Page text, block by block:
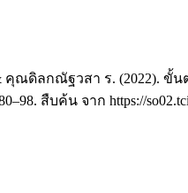
ณดิลกณัฐวสา ร. (2022). ขั้
สืบค้น จาก https://